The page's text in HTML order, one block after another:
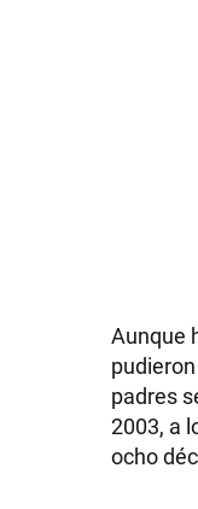
Aunque
padres
2003, a
ocho